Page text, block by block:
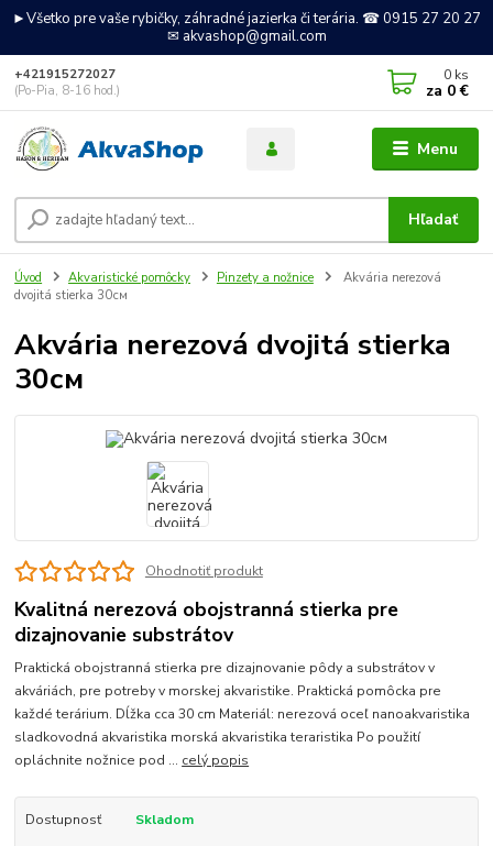
►Všetko pre vaše rybičky, záhradné jazierka či terária. ☎ 0915 27 20 27
✉ akvashop@gmail.com
Menu
Hľadať
+421915272027
(Po-Pia, 8-16 hod.)
0 ks
za 0 €
Úvod Akvaristické pomôcky Pinzety a nožnice
Akvária nerezová
dvojitá stierka 30см
Akvária nerezová dvojitá stierka
30см
Ohodnotiť produkt
Kvalitná nerezová obojstranná stierka pre
dizajnovanie substrátov
Praktická obojstranná stierka pre dizajnovanie pôdy a substrátov v
akváriách, pre potreby v morskej akvaristike. Praktická pomôcka pre
každé terárium. Dĺžka cca 30 cm Materiál: nerezová oceľ nanoakvaristika
sladkovodná akvaristika morská akvaristika teraristika Po použití
opláchnite nožnice pod ... celý popis
Dostupnosť Skladom